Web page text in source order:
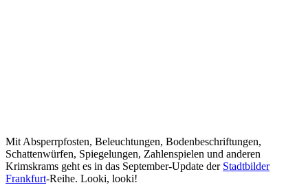
Mit Absperrpfosten, Beleuchtungen, Bodenbeschriftungen,
Schattenwürfen, Spiegelungen, Zahlenspielen und anderen
Krimskrams geht es in das September-Update der Stadtbilder
Frankfurt-Reihe. Looki, looki!